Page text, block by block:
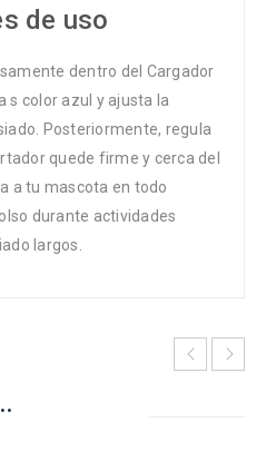
de uso
dentro del Cargador
s color azul y ajusta la
Posteriormente, regula
quede firme y cerca del
a tu mascota en todo
durante actividades
largos.